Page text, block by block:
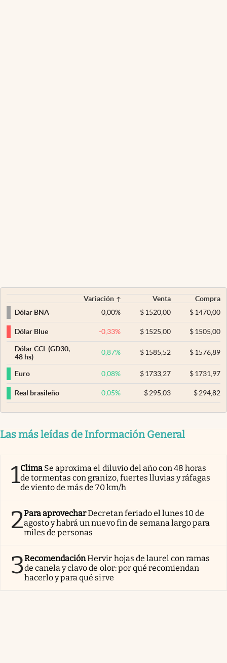
Variación Venta
Compra
Dólar BNA
0,00% $ 1520,00 $1470,00
Dólar Blue -0,33% $ 1525,00 $1505,00
Dólar CCL (GD30,
48 hs)
0,87% $ 1585,52 $1576,89
Euro 0,08% $ 1733,27 $1731,97
Real brasileño 0,05% $ 295,03 $294,82
Las más leídas de Información General
1Clima Se aproxima el diluvio del año con 48 horas
de tormentas con granizo, fuertes lluvias y ráfagas
de viento de más de 70 km/h
2Para aprovecharDecretan feriado el lunes 10 de
agosto y habrá un nuevo fin de semana largo para
miles de personas
3RecomendaciónHervir hojas de laurel con ramas
de canela y clavo de olor: por qué recomiendan
hacerlo y para qué sirve